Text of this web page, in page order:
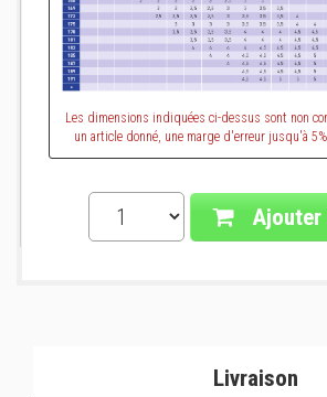
Les dimensions indiquées ci-dessus sont non
un article donné, une marge d'erreur jusqu'à
Ajouter
Livraison